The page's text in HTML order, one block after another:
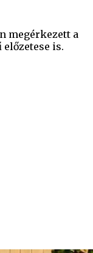
megérkezett a
is.